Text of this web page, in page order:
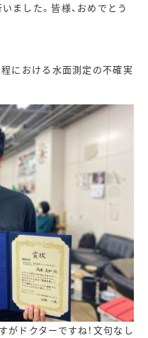
ました。皆様、おめでとう
における水面測定の不確実
がドクターですね！文句なし